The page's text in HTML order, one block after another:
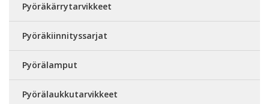
Pyöräkärrytarvikkeet
Pyöräkiinnityssarjat
Pyörälamput
Pyörälaukkutarvikkeet